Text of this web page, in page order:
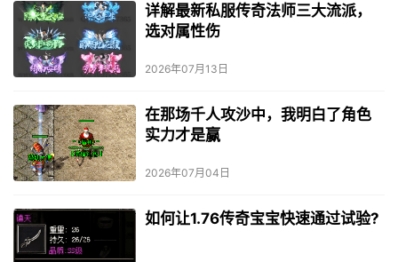
详解最新私服传奇法师三大流派，
选对属性伤
2026年07月13日
在那场千人攻沙中，我明白了角色
实力才是赢
2026年07月04日
如何让1.76传奇宝宝快速通过试验?